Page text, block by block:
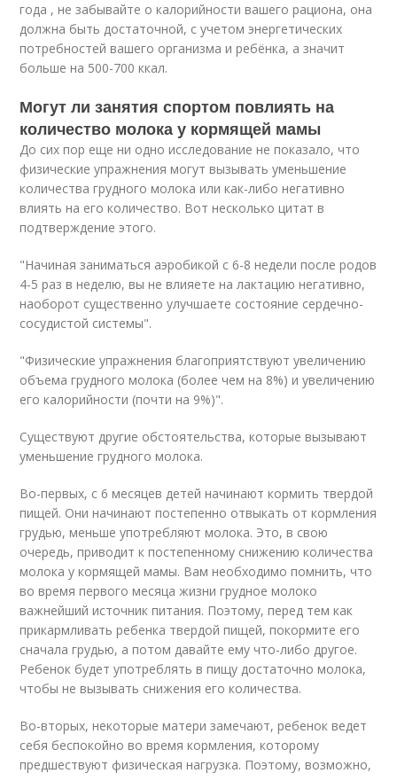
года , не забывайте о калорийности вашего рациона, она
должна быть достаточной, с учетом энергетических
потребностей вашего организма и ребёнка, а значит
больше на 500-700 ккал.
Могут ли занятия спортом повлиять на
количество молока у кормящей мамы
До сих пор еще ни одно исследование не показало, что
физические упражнения могут вызывать уменьшение
количества грудного молока или как-либо негативно
влиять на его количество. Вот несколько цитат в
подтверждение этого.
"Начиная заниматься аэробикой с 6-8 недели после родов
4-5 раз в неделю, вы не влияете на лактацию негативно,
наоборот существенно улучшаете состояние сердечно-
сосудистой системы".
"Физические упражнения благоприятствуют увеличению
объема грудного молока (более чем на 8%) и увеличению
его калорийности (почти на 9%)".
Существуют другие обстоятельства, которые вызывают
уменьшение грудного молока.
Во-первых, с 6 месяцев детей начинают кормить твердой
пищей. Они начинают постепенно отвыкать от кормления
грудью, меньше употребляют молока. Это, в свою
очередь, приводит к постепенному снижению количества
молока у кормящей мамы. Вам необходимо помнить, что
во время первого месяца жизни грудное молоко
важнейший источник питания. Поэтому, перед тем как
прикармливать ребенка твердой пищей, покормите его
сначала грудью, а потом давайте ему что-либо другое.
Ребенок будет употреблять в пищу достаточно молока,
чтобы не вызывать снижения его количества.
Во-вторых, некоторые матери замечают, ребенок ведет
себя беспокойно во время кормления, которому
предшествуют физическая нагрузка. Поэтому, возможно,